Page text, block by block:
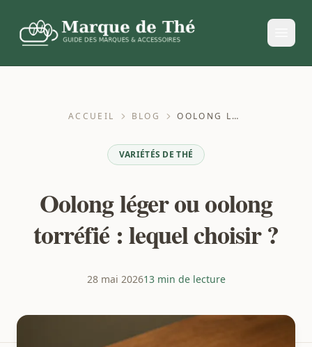
ACCUEIL BLOG OOLONG LÉGER OU OOLONG TORRÉFIÉ : LEQUEL CHOISIR ?
VARIÉTÉS DE THÉ
Oolong léger ou oolong
torréfié : lequel choisir ?
28 mai 202613 min de lecture